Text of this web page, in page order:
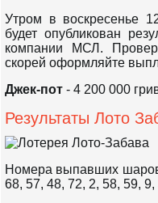
Утром в воскресенье
будет опубликован
компании МСЛ.
скорей оформляйте
Джек-пот - 4 200 000
Результаты Лото
Номера выпавших
68, 57, 48, 72, 2, 58, 59,